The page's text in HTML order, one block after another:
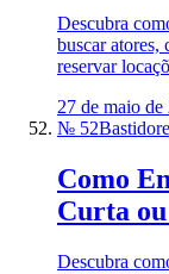
Descubra
buscar atores,
reservar
27 de maio de
№ 52
Como
Curta
Descubra